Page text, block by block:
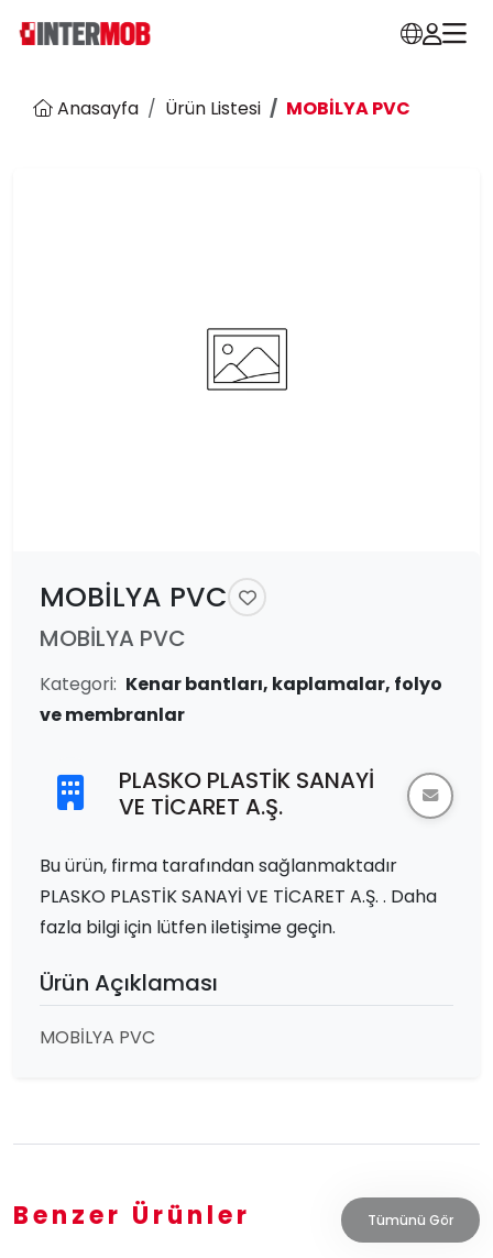
Anasayfa Ürün Listesi MOBİLYA PVC
MOBİLYA PVC
MOBİLYA PVC
Kategori: Kenar bantları, kaplamalar, folyo
ve membranlar
PLASKO PLASTİK SANAYİ
VE TİCARET A.Ş.
Bu ürün, firma tarafından sağlanmaktadır
PLASKO PLASTİK SANAYİ VE TİCARET A.Ş. . Daha
fazla bilgi için lütfen iletişime geçin.
Ürün Açıklaması
MOBİLYA PVC
Benzer Ürünler Tümünü Gör